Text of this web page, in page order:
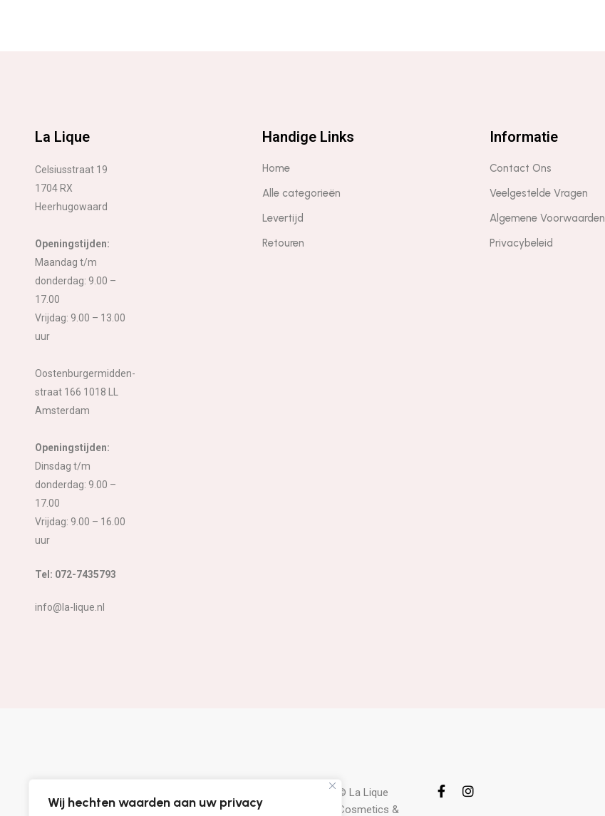
Wij hechten waarden aan uw privacy
La Lique
Celsiusstraat 19
1704 RX
Heerhugowaard
Openingstijden:
Maandag t/m
donderdag: 9.00 –
17.00
Vrijdag: 9.00 – 13.00
uur
Oostenburgermidden-
straat 166 1018 LL
Amsterdam
Openingstijden:
Dinsdag t/m
donderdag: 9.00 –
17.00
Vrijdag: 9.00 – 16.00
uur
Tel: 072-7435793
info@la-lique.nl
Handige Links
Home
Alle categorieën
Levertijd
Retouren
Informatie
Contact Ons
Veelgestelde Vragen
Algemene Voorwaarden
Privacybeleid
© La Lique
Cosmetics &